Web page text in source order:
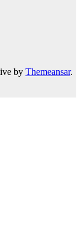
by Themeansar.